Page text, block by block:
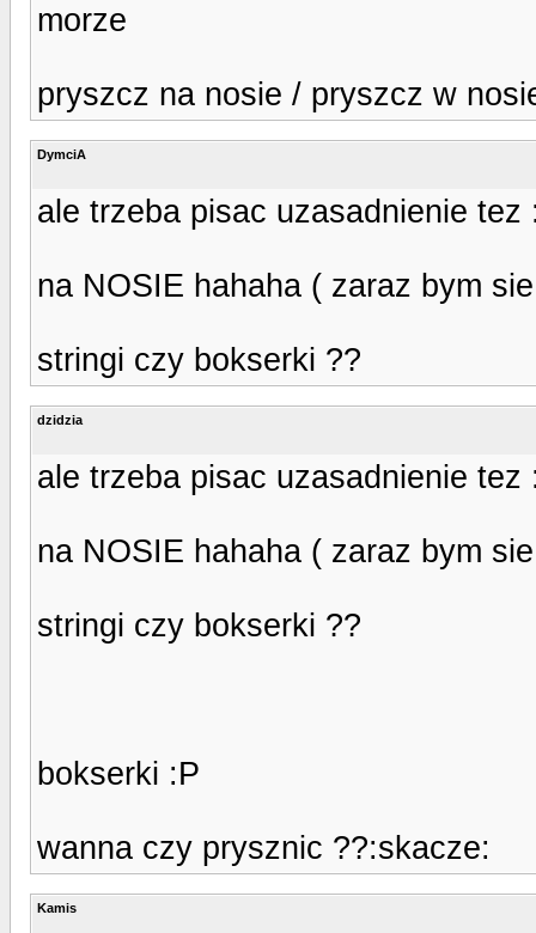
morze
pryszcz na nosie / pryszcz w
DymciA
ale trzeba pisac uzasadnienie tez
na NOSIE hahaha ( zaraz bym
stringi czy bokserki ??
dzidzia
ale trzeba pisac uzasadnienie tez
na NOSIE hahaha ( zaraz bym
stringi czy bokserki ??
bokserki :P
wanna czy prysznic ??:skacze:
Kamis